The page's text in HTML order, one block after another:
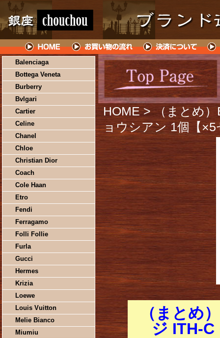
Balenciaga
Bottega Veneta
Burberry
Bvlgari
Cartier
Celine
Chanel
Chloe
Christian Dior
Coach
Cole Haan
Etro
Fendi
Ferragamo
Folli Follie
Furla
Gucci
Hermes
Krizia
Loewe
Louis Vuitton
Melie Bianco
Miumiu
HOME > （まとめ
ョウシアン 1個【×5
（まとめ
ジ ITH-